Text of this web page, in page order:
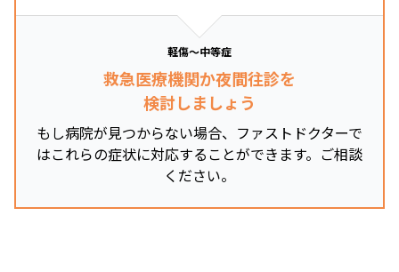
軽傷～中等症
救急医療機関か夜間往診を
検討しましょう
もし病院が見つからない場合、ファストドクターで
はこれらの症状に対応することができます。ご相談
ください。